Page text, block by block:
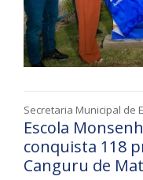
Secretaria Municipal de
Escola
conquista 118
Canguru de